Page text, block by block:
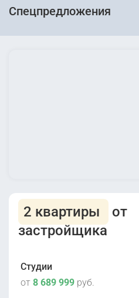
Спецпредложения
2 квартиры
от
застройщика
Студии
от 8 689 999 руб.